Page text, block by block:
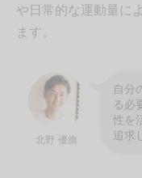
や日常的な運動量に
ます。
北野 優旗
自分
る必
性を
追求